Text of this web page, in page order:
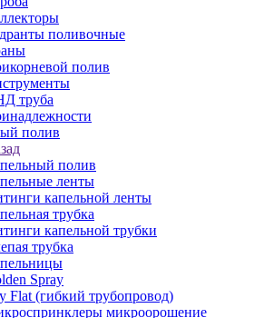
поливочные
полив
труба
полив
полив
ленты
капельной ленты
трубка
капельной трубки
трубка
Spray
Flat (гибкий трубопровод)
микроорошение